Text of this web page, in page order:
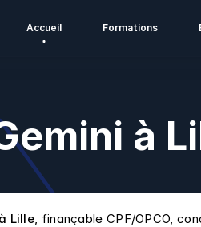
à
Lille, finançable CPF/OPCO,
Accueil Formations